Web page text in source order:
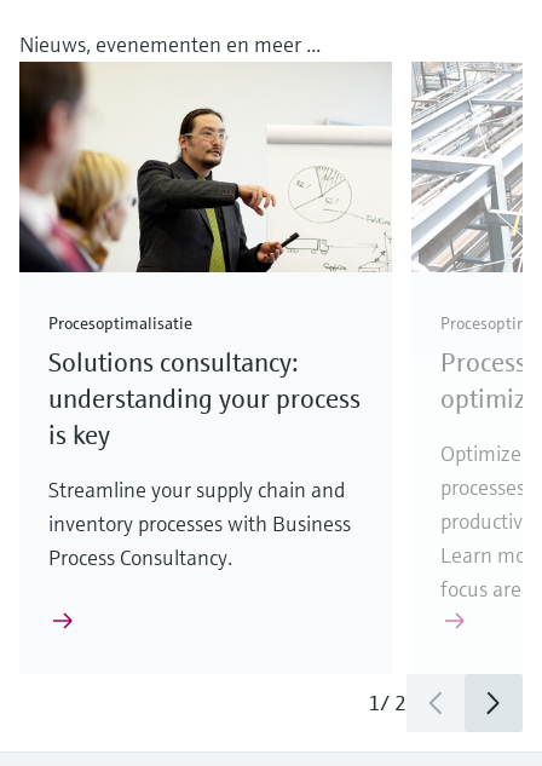
Nieuws, evenementen en meer ...
Procesoptimalisatie
Solutions consultancy:
understanding your process
is key
Streamline your supply chain and
inventory processes with Business
Process Consultancy.
Process
Optimize
processes
Learn
focus
1/ 2